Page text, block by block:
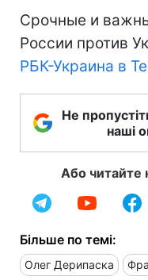
Срочные и
России против
РБК-Украина в
Не
наші
Або читайте
Більше по темі:
Олег Дерипаска